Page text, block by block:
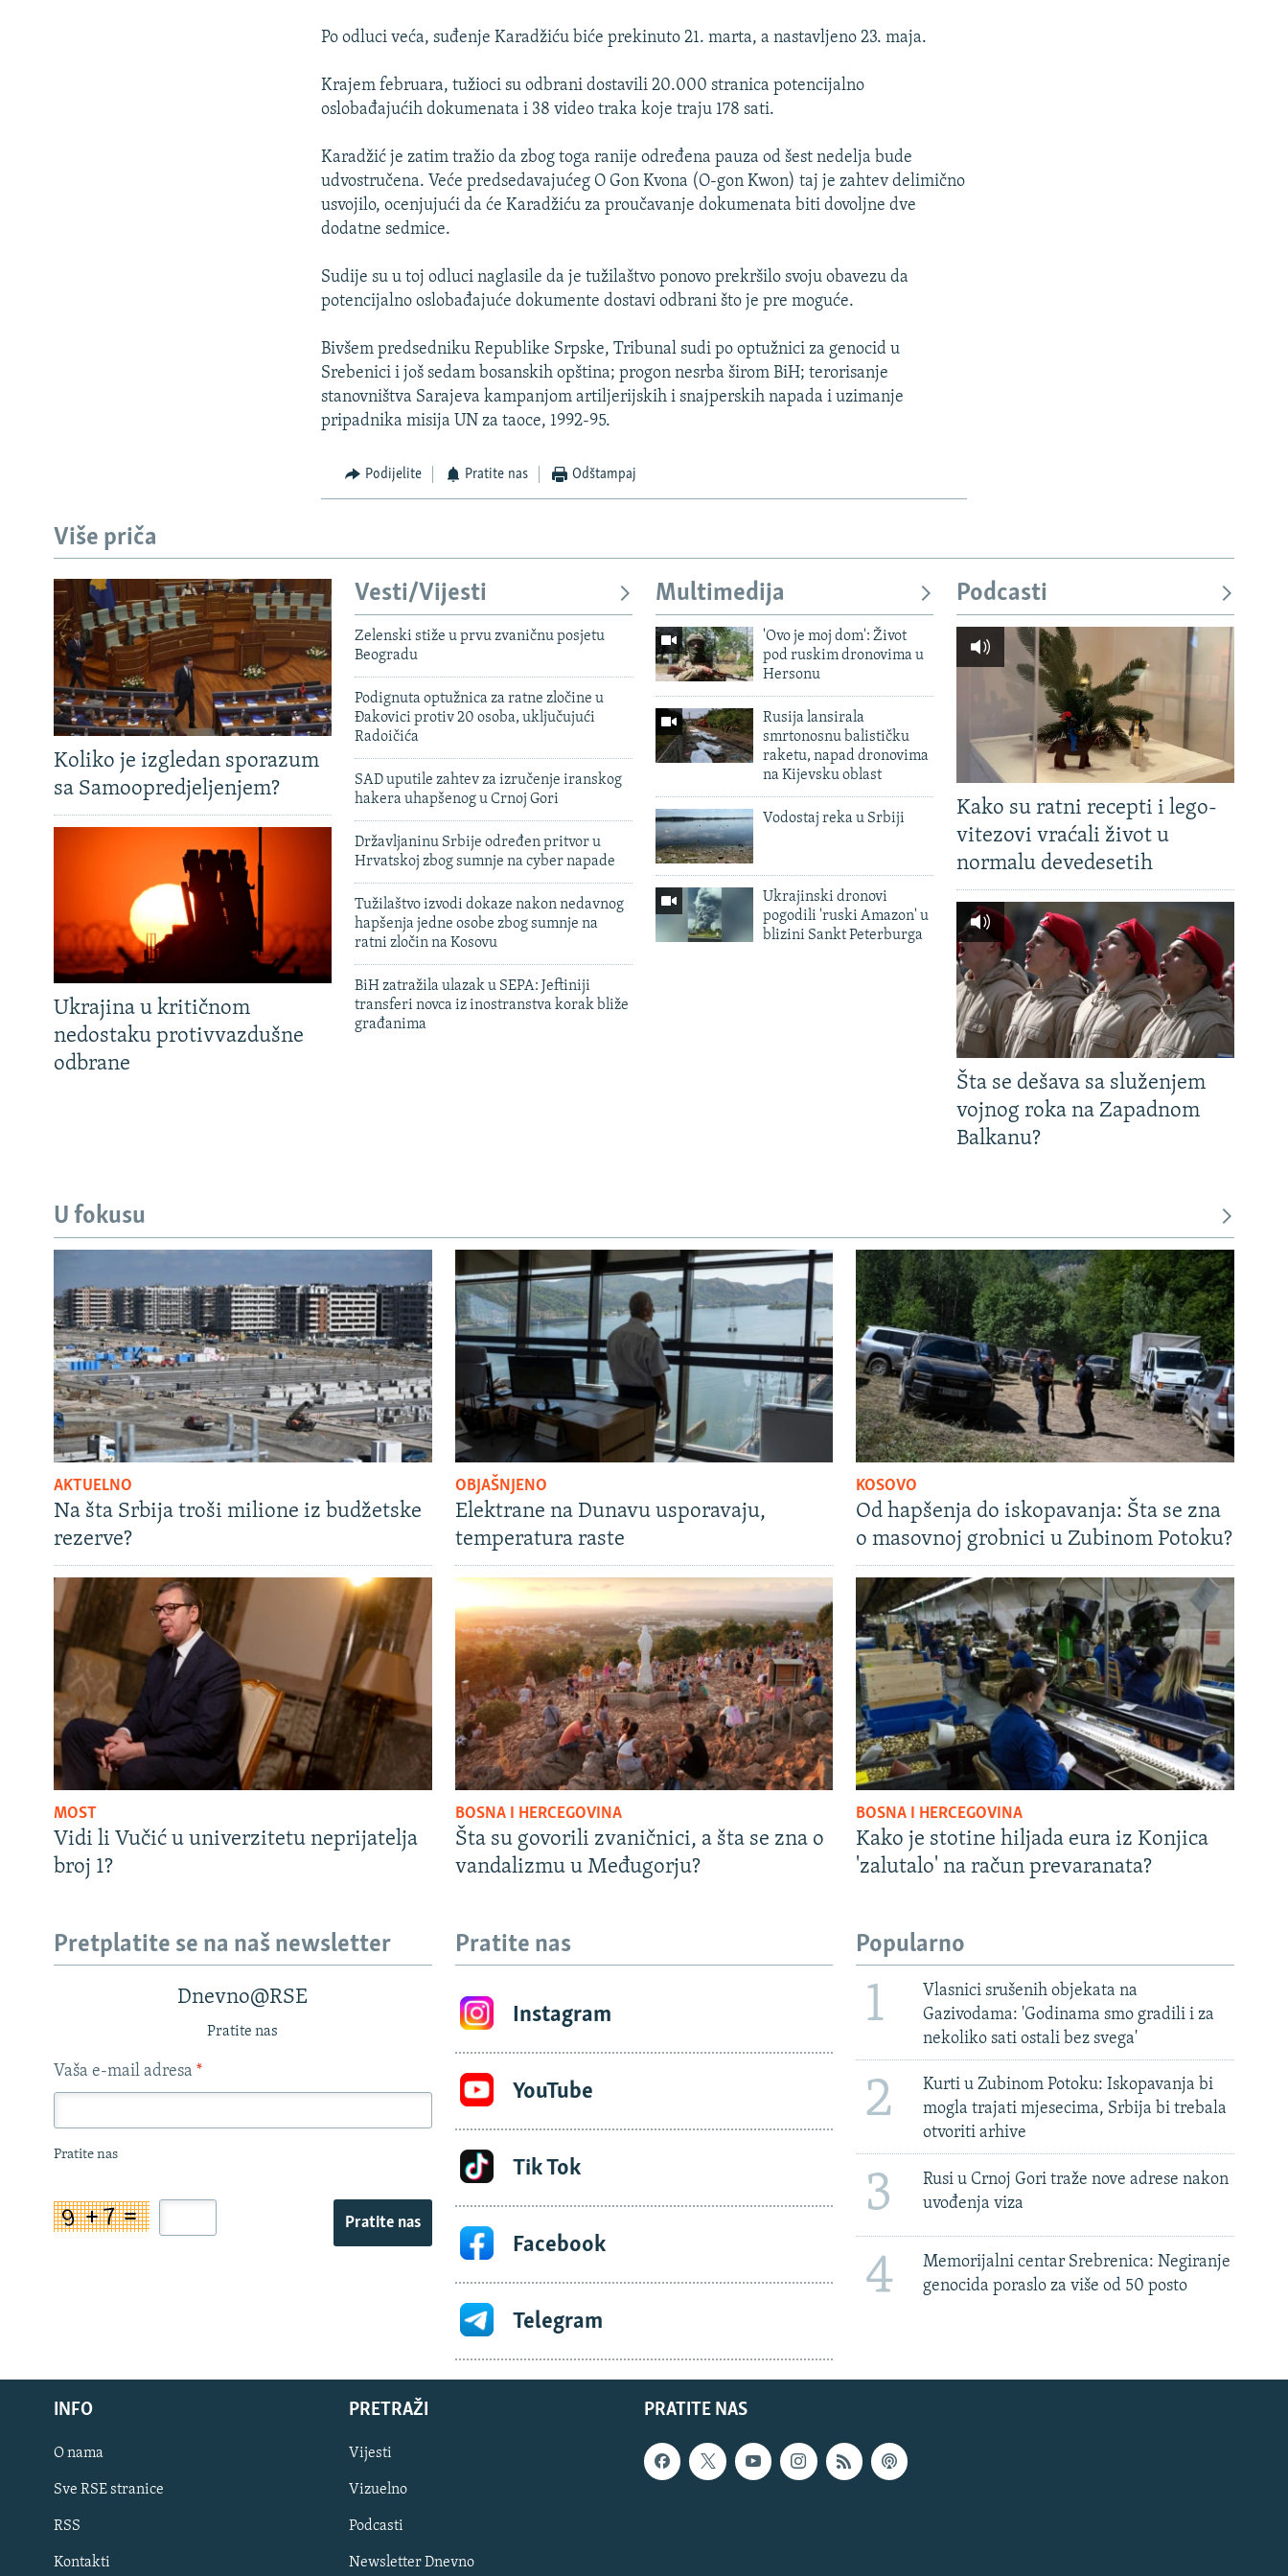
Po odluci veća, suđenje Karadžiću biće prekinuto 21. marta, a nastavljeno 23. maja.
Krajem februara, tužioci su odbrani dostavili 20.000 stranica potencijalno
oslobađajućih dokumenata i 38 video traka koje traju 178 sati.
Karadžić je zatim tražio da zbog toga ranije određena pauza od šest nedelja bude
udvostručena. Veće predsedavajućeg O Gon Kvona (O-gon Kwon) taj je zahtev delimično
usvojilo, ocenjujući da će Karadžiću za proučavanje dokumenata biti dovoljne dve
dodatne sedmice.
Sudije su u toj odluci naglasile da je tužilaštvo ponovo prekršilo svoju obavezu da
potencijalno oslobađajuće dokumente dostavi odbrani što je pre moguće.
Bivšem predsedniku Republike Srpske, Tribunal sudi po optužnici za genocid u
Srebenici i još sedam bosanskih opština; progon nesrba širom BiH; terorisanje
stanovništva Sarajeva kampanjom artiljerijskih i snajperskih napada i uzimanje
pripadnika misija UN za taoce, 1992-95.
Podijelite Pratite nas Odštampaj
Više priča
Koliko je izgledan sporazum
sa Samoopredjeljenjem?
Ukrajina u kritičnom
nedostaku protivvazdušne
odbrane
Vesti/Vijesti
Zelenski stiže u prvu zvaničnu posjetu
Beogradu
Podignuta optužnica za ratne zločine u
Đakovici protiv 20 osoba, uključujući
Radoičića
SAD uputile zahtev za izručenje iranskog
hakera uhapšenog u Crnoj Gori
Državljaninu Srbije određen pritvor u
Hrvatskoj zbog sumnje na cyber napade
Tužilaštvo izvodi dokaze nakon nedavnog
hapšenja jedne osobe zbog sumnje na
ratni zločin na Kosovu
BiH zatražila ulazak u SEPA: Jeftiniji
transferi novca iz inostranstva korak bliže
građanima
Multimedija
'Ovo je moj dom': Život
pod ruskim dronovima u
Hersonu
Rusija lansirala
smrtonosnu balističku
raketu, napad dronovima
na Kijevsku oblast
Vodostaj reka u Srbiji
Ukrajinski dronovi
pogodili 'ruski Amazon' u
blizini Sankt Peterburga
Podcasti
Kako su ratni recepti i lego-
vitezovi vraćali život u
normalu devedesetih
Šta se dešava sa služenjem
vojnog roka na Zapadnom
Balkanu?
U fokusu
AKTUELNO
Na šta Srbija troši milione iz budžetske
rezerve?
OBJAŠNJENO
Elektrane na Dunavu usporavaju,
temperatura raste
KOSOVO
Od hapšenja do iskopavanja: Šta se zna
o masovnoj grobnici u Zubinom Potoku?
MOST
Vidi li Vučić u univerzitetu neprijatelja
broj 1?
BOSNA I HERCEGOVINA
Šta su govorili zvaničnici, a šta se zna o
vandalizmu u Međugorju?
BOSNA I HERCEGOVINA
Kako je stotine hiljada eura iz Konjica
'zalutalo' na račun prevaranata?
Pretplatite se na naš newsletter
Dnevno@RSE
Pratite nas
Vaša e-mail adresa *
Pratite nas
Pratite nas
Pratite nas
Instagram
YouTube
Tik Tok
Facebook
Telegram
Popularno
1
Vlasnici srušenih objekata na
Gazivodama: 'Godinama smo gradili i za
nekoliko sati ostali bez svega'
2
Kurti u Zubinom Potoku: Iskopavanja bi
mogla trajati mjesecima, Srbija bi trebala
otvoriti arhive
3
Rusi u Crnoj Gori traže nove adrese nakon
uvođenja viza
4
Memorijalni centar Srebrenica: Negiranje
genocida poraslo za više od 50 posto
PRATITE NAS
INFO
O nama
Sve RSE stranice
RSS
Kontakti
PRETRAŽI
Vijesti
Vizuelno
Podcasti
Newsletter Dnevno